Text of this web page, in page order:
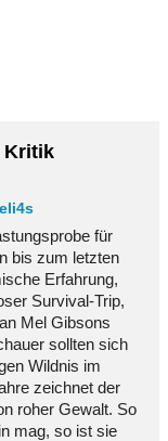
Kritik
für
bis zum letzten
Erfahrung,
Survival-Trip,
Mel Gibsons
sollten sich
Wildnis im
zeichnet der
roher Gewalt. So
mag, so ist sie